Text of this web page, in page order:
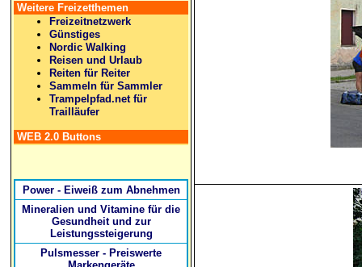
Weitere Freizetthemen
Freizeitnetzwerk
Günstiges
Nordic Walking
Reisen und Urlaub
Reiten für Reiter
Sammeln für Sammler
Trampelpfad.net für
Trailläufer
WEB 2.0 Buttons
Power - Eiweiß zum Abnehmen
Mineralien und Vitamine für die
Gesundheit und zur
Leistungssteigerung
Pulsmesser - Preiswerte